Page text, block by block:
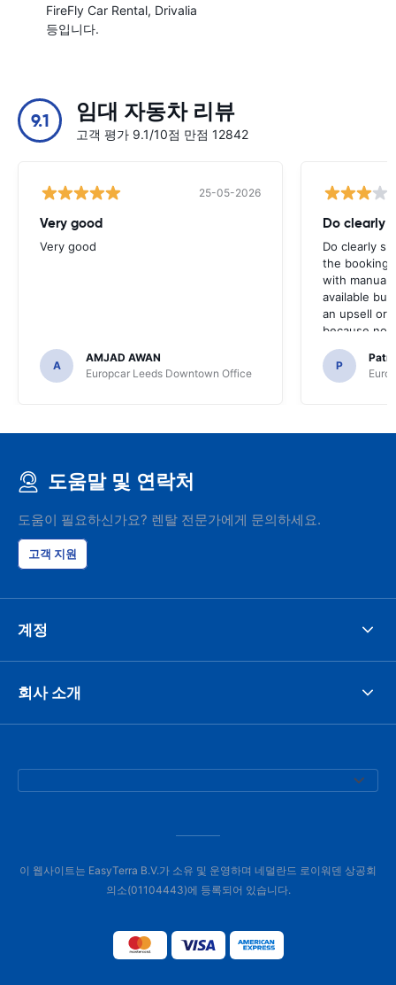
FireFly Car Rental Drivalia
등입니다.
9.1 임대 자동차 리뷰
고객 평가 9.1/10점 만점 12842
25-05-2026
Very good
Very good
A
AMJAD AWAN
Europcar Leeds Downtown Office
Do clearly
Do clearly
the booking
with manual
available
an upsell or
because no
time of
P
도움말 및 연락처
도움이 필요하신가요? 렌탈 전문가에게 문의하세요.
고객 지원
계정
회사 소개
이 웹사이트는 EasyTerra B.V.가 소유 및 운영하며 네덜란드 로이워덴 상공회
의소(01104443)에 등록되어 있습니다.